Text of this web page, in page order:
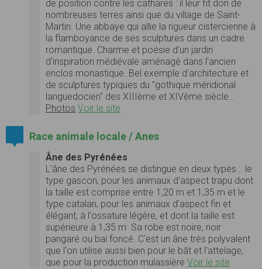
de position contre les cathares : il leur fit don de
nombreuses terres ainsi que du village de Saint-
Martin. Une abbaye qui allie la rigueur cistercienne à
la flamboyance de ses sculptures dans un cadre
romantique. Charme et poésie d'un jardin
d'inspiration médiévale aménagé dans l'ancien
enclos monastique. Bel exemple d'architecture et
de sculptures typiques du "gothique méridional
languedocien" des XIIIème et XIVème siècle…
Photos Voir le site
Race animale locale / Anes
Âne des Pyrénées
L’âne des Pyrénées se distingue en deux types : le
type gascon, pour les animaux d'aspect trapu dont
la taille est comprise entre 1,20 m et 1,35 m et le
type catalan, pour les animaux d'aspect fin et
élégant, à l'ossature légère, et dont la taille est
supérieure à 1,35 m.Sa robe est noire, noir
pangaré ou bai foncé. C'est un âne très polyvalent
que l'on utilise aussi bien pour le bât et l'attelage,
que pour la production mulassière Voir le site